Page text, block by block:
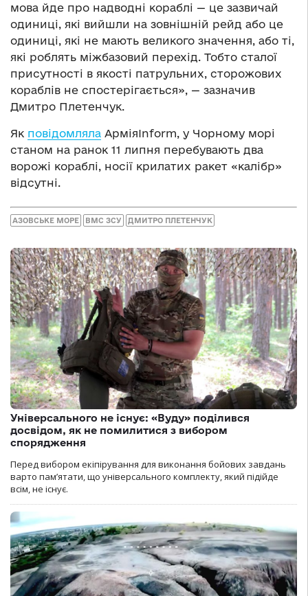
мова йде про надводні кораблі — це зазвичай
одиниці, які вийшли на зовнішній рейд або це
одиниці, які не мають великого значення, або ті,
які роблять міжбазовий перехід. Тобто сталої
присутності в якості патрульних, сторожових
кораблів не спостерігається», — зазначив
Дмитро Плетенчук.
Як повідомляла АрміяInform, у Чорному морі
станом на ранок 11 липня перебувають два
ворожі кораблі, носії крилатих ракет «калібр»
відсутні.
АЗОВСЬКЕ МОРЕ ВМС ЗСУ ДМИТРО ПЛЕТЕНЧУК
Універсального не існує: «Вуду» поділився
досвідом, як не помилитися з вибором
спорядження
Перед вибором екіпірування для виконання бойових завдань
варто пам’ятати, що універсального комплекту, який підійде
всім, не існує.